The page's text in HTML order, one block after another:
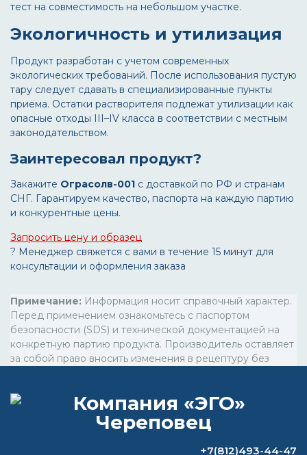
тест на совместимость на небольшом участке.
Экологичность и утилизация
Продукт разработан с учетом современных
экологических требований. После использования пустую
тару следует сдавать в специализированные пункты
приема. Остатки растворителя подлежат утилизации как
опасные отходы III–IV класса в соответствии с местным
законодательством.
Заинтересовал продукт?
Закажите Ограсолв-001 с доставкой по РФ и странам
СНГ. Гарантируем качество, паспорта на каждую партию
и конкурентные цены.
Запросить цену и образец
? Менеджер свяжется с вами в течение 15 минут для
консультации и оформления заказа
Примечание: Информация носит справочный характер.
Перед применением ознакомьтесь с паспортом
безопасности (SDS) и технической документацией на
конкретную партию продукта. Производитель оставляет
за собой право вносить изменения в рецептуру без
ВОПРОС-ОТВЕТ+7(812)493-44-47